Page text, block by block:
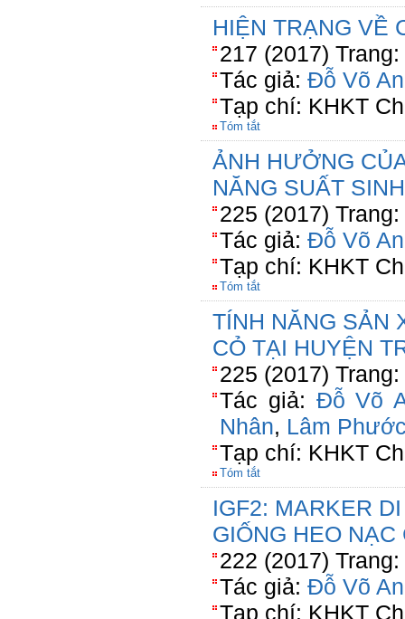
HIỆN TRẠNG VỀ
217 (2017) Trang:
Tác giả: Đỗ Võ
Tạp chí: KHKT
Tóm tắt
ẢNH HƯỞNG
NĂNG SUẤT
225 (2017) Trang:
Tác giả: Đỗ Võ
Tạp chí: KHKT
Tóm tắt
TÍNH NĂNG SẢN
CỎ TẠI HUYỆN
225 (2017)
Tác giả: Đỗ Võ
Nhân, Lâm
Tạp chí: KHKT
Tóm tắt
IGF2: MARKER
GIỐNG HEO NẠC
222 (2017) Trang:
Tác giả: Đỗ Võ
Tạp chí: KHKT